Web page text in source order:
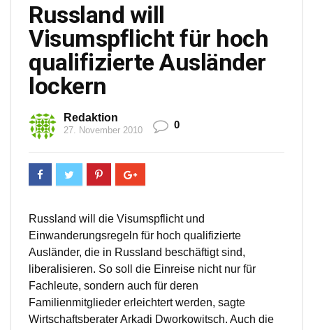
Russland will
Visumspflicht für hoch
qualifizierte Ausländer
lockern
Redaktion
27. November 2010 0
Russland will die Visumspflicht und
Einwanderungsregeln für hoch qualifizierte
Ausländer, die in Russland beschäftigt sind,
liberalisieren. So soll die Einreise nicht nur für
Fachleute, sondern auch für deren
Familienmitglieder erleichtert werden, sagte
Wirtschaftsberater Arkadi Dworkowitsch. Auch die